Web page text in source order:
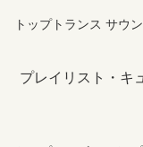
トップトランス サウ
プレイリスト・キ